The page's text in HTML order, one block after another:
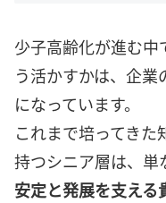
少子高齢化が進む
う活かすかは、企
になっています。
これまで培ってき
持つシニア層は、単
安定と発展を支える